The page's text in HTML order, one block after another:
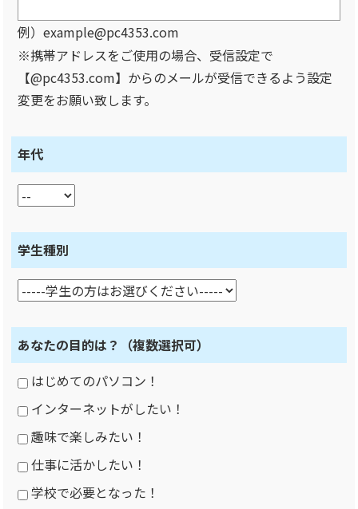
例）example@pc4353.com
※携帯アドレスをご使用の場合、受信設定で
【@pc4353.com】からのメールが受信できるよう設定
変更をお願い致します。
年代
学生種別
あなたの目的は？
（複数選択可）
はじめてのパソコン！
インターネットがしたい！
趣味で楽しみたい！
仕事に活かしたい！
学校で必要となった！